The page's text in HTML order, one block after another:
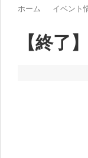
ホーム イベント
【終了